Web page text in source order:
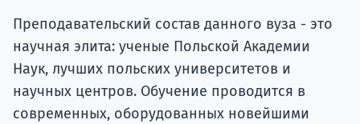
Преподавательский состав данного вуза - это
научная элита: ученые Польской Академии
Наук, лучших польских университетов и
научных центров. Обучение проводится в
современных, оборудованных новейшими